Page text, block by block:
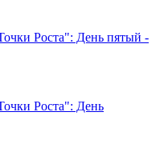
Роста": День пятый -
Роста": День